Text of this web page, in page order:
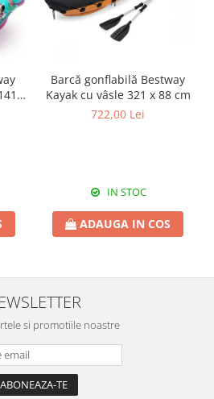
Barcă gonflabilă Bestway
Kayak cu vâsle 321 x 88 cm
722,00 Lei
IN STOC
ADAUGA IN COS
si promotiile noastre